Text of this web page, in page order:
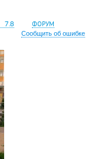
7.8 ФОРУМ
Сообщить об ошибке